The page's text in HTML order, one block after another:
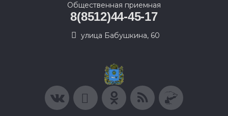
Общественная приемная
8(8512)44-45-17
улица Бабушкина, 60